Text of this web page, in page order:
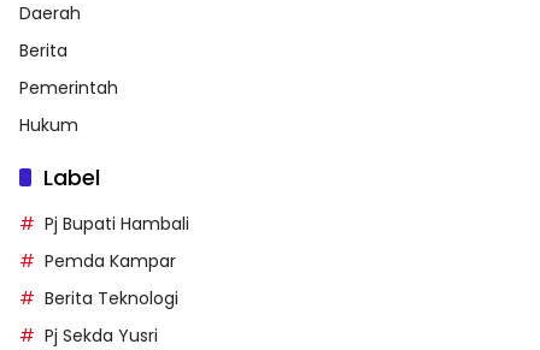
Daerah
Berita
Pemerintah
Hukum
Label
Pj Bupati Hambali
Pemda Kampar
Berita Teknologi
Pj Sekda Yusri